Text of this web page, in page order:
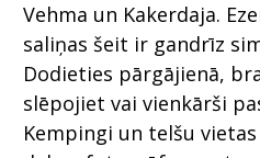
Vehma un Kakerdaja.
saliņas šeit ir gandrīz
Dodieties pārgājienā,
slēpojiet vai vienkārši
Kempingi un telšu